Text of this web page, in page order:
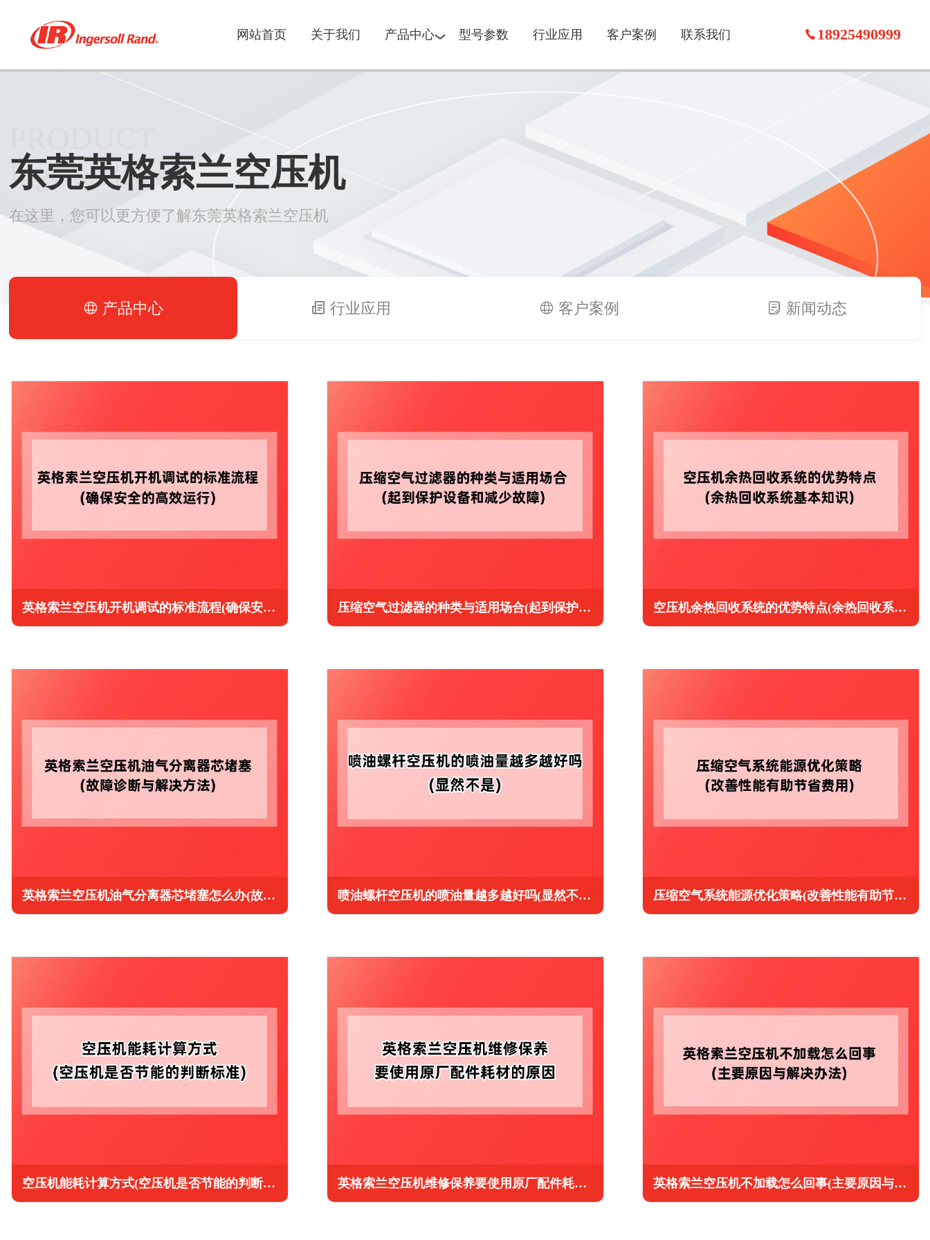
网站首页 关于我们 产品中心 型号参数 行业应用 客户案例 联系我们 18925490999
IngersollRand
东莞英格索兰空压机
在这里，您可以更方便了解东莞英格索兰空压机
产品中心 行业应用 客户案例 新闻动态
英格索兰空压机开机调试的标准流程(确保安全的高效运行) 压缩空气过滤器的种类与适用场合(起到保护设备和减少故障) 空压机余热回收系统的优势特点(余热回收系统基本知识)
英格索兰空压机油气分离器芯堵塞怎么办(故障诊断与解决方法) 喷油螺杆空压机的喷油量越多越好吗(显然不是) 压缩空气系统能源优化策略(改善性能有助节省费用)
空压机能耗计算方式(空压机是否节能的判断标准为比功率) 英格索兰空压机维修保养要使用原厂配件耗材的原因 英格索兰空压机不加载怎么回事(主要原因与解决办法)